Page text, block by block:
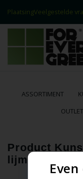
PlaatsingVeelgestelde
Contact
ASSORTIMENT
OUTLET
Product
lijm kit